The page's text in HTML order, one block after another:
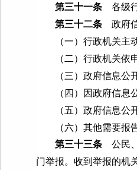
第三十一条各级行
第三十二条政府信
（一）行政机关主动
（二）行政机关依申
（三）政府信息公开
（四）因政府信息公
（五）政府信息公开
（六）其他需要报告
第三十三条公民、
门举报。收到举报的机